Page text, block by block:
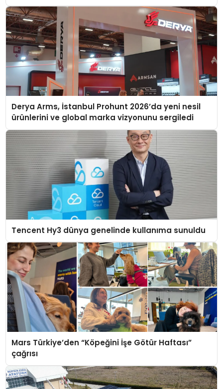
Derya Arms, İstanbul Prohunt 2026’da yeni nesil
ürünlerini ve global marka vizyonunu sergiledi
Tencent Hy3 dünya genelinde kullanıma sunuldu
Mars Türkiye’den “Köpeğini İşe Götür Haftası”
çağrısı